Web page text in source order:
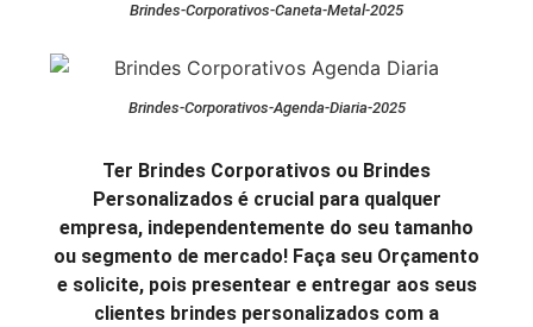
Brindes-Corporativos-Caneta-Metal-2025
Brindes-Corporativos-Agenda-Diaria-2025
Ter Brindes Corporativos ou Brindes
Personalizados é crucial para qualquer
empresa, independentemente do seu tamanho
ou segmento de mercado! Faça seu Orçamento
e solicite, pois presentear e entregar aos seus
clientes brindes personalizados com a